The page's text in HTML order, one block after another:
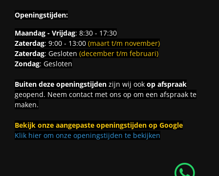
Openingstijden:
Maandag - Vrijdag: 8:30 - 17:30
Zaterdag: 9:00 - 13:00 (maart t/m november)
Zaterdag: Gesloten (december t/m februari)
Zondag: Gesloten
Buiten deze openingstijdenzijn wij ook op afspraak
geopend. Neem contact met ons op om een afspraak te
maken.
Bekijk onze aangepaste openingstijden op Google
Klik hier om onze openingstijden te bekijken